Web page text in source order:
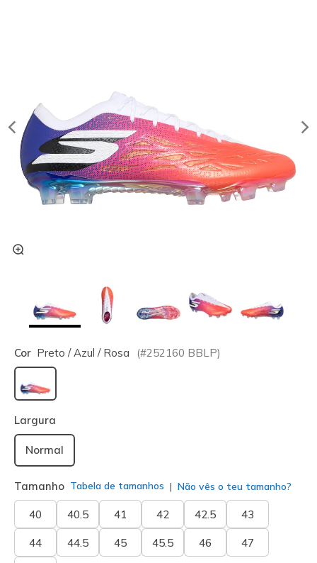
Cor Preto / Azul / Rosa (#252160 BBLP)
selecionado
Largura
Normal
Tamanho Tabela de tamanhos Não vês o teu tamanho?
40 40.5 41 42 42.5 43
44 44.5 45 45.5 46 47